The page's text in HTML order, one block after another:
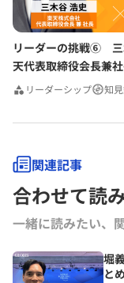
リーダーの挑戦⑥ 三
天代表取締役会長兼社
リーダーシップ 知
関連記事
合わせて読
一緒に読みたい、
堀
とめ